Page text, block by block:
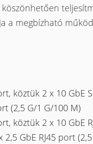
a megbízható
köztük 2 x 10 GbE
(2,5 G/1 G/100 M)
köztük 2 x 10 GbE
2,5 GbE RJ45 port